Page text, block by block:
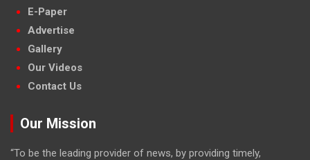
E-Paper
Advertise
Gallery
Our Videos
Contact Us
Our Mission
“To be the leading provider of news, by providing timely,